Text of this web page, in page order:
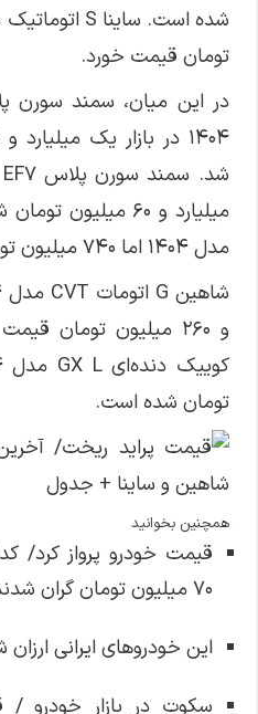
تومان قیمت خورد.
مدل ۱۴۰۴ اما ۷۴۰ میلیون تومان شده است.
و ۲۶۰ میلیون تومان
تومان شده است.
همچنین بخوانید
قیمت خودرو پرواز کرد/
70 میلیون تومان گران شدند؟+جدول
این خودروهای ایرانی
سکوت در بازار خودرو /